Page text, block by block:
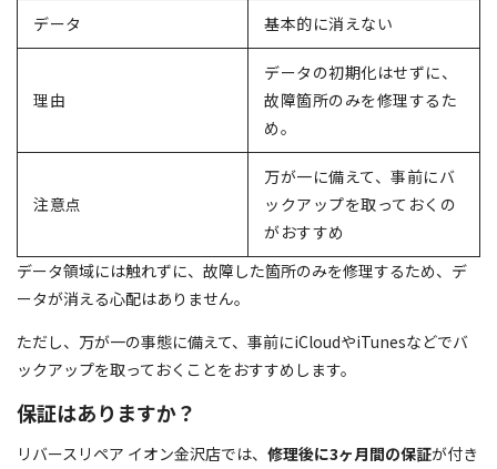
データ 基本的に消えない
理由
データの初期化はせずに、
故障箇所のみを修理するた
め。
注意点
万が一に備えて、事前にバ
ックアップを取っておくの
がおすすめ
データ領域には触れずに、故障した箇所のみを修理するため、デ
ータが消える心配はありません。
ただし、万が一の事態に備えて、事前にiCloudやiTunesなどでバ
ックアップを取っておくことをおすすめします。
保証はありますか？
リバースリペア イオン金沢店では、 修理後に3ヶ月間の保証が付き